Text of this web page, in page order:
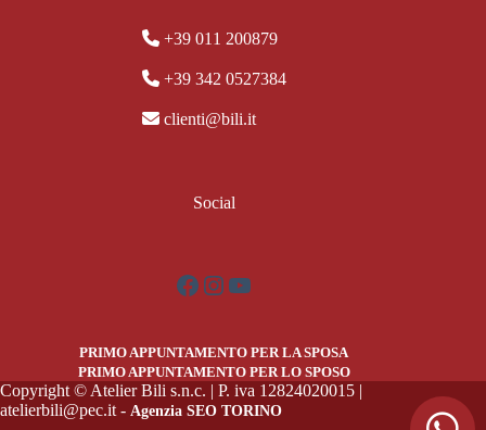
+39 011 200879
+39 342 0527384
clienti@bili.it
Social
Facebook
Instagram
YouTube
PRIMO APPUNTAMENTO PER LA SPOSA
PRIMO APPUNTAMENTO PER LO SPOSO
Copyright © Atelier Bili s.n.c. | P. iva 12824020015 |
atelierbili@pec.it - Agenzia SEO TORINO